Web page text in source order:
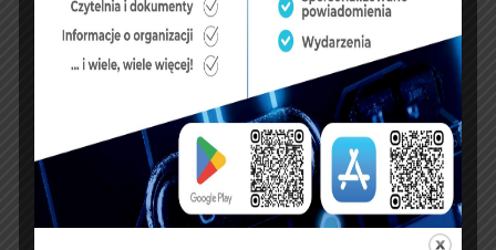
Dyrektor generałem?
Służba Więzienna
zyska nowe etaty “z
lampasem”
Zarząd Okręgowy
NSZZFiPW we
Wrocławiu przekazał
sprzęt na siłownię
oraz rękawice
ochronne